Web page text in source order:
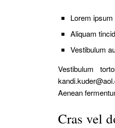
Lorem
Aliquam
Vestibulum
Vestibulum
Aenean
Cras vel